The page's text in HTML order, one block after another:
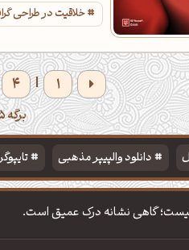
خلاقیت در طراحی
1
|
4
برگه 5 از 6
دانلود والپیپر مذهبی
گاهی نشانه درک عمیق است.